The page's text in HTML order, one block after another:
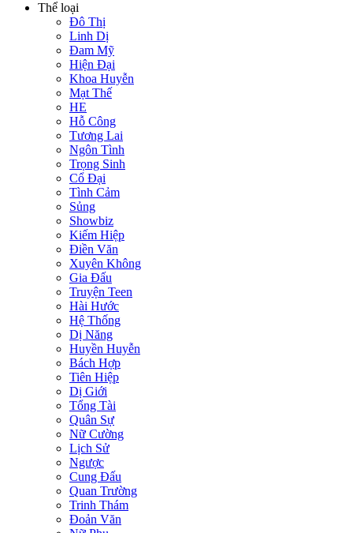
Thể loại
Đô Thị
Linh Dị
Đam Mỹ
Hiện Đại
Khoa Huyễn
Mạt Thế
HE
Hỗ Công
Tương Lai
Ngôn Tình
Trọng Sinh
Cổ Đại
Tình Cảm
Sủng
Showbiz
Kiếm Hiệp
Điền Văn
Xuyên Không
Gia Đấu
Truyện Teen
Hài Hước
Hệ Thống
Dị Năng
Huyền Huyễn
Bách Hợp
Tiên Hiệp
Dị Giới
Tổng Tài
Quân Sự
Nữ Cường
Lịch Sử
Ngược
Cung Đấu
Quan Trường
Trinh Thám
Đoản Văn